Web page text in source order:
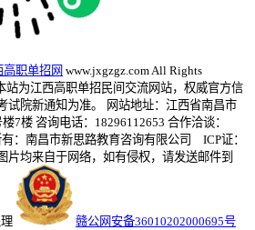
高职单招网 www.jxgzgz.com All Rights
站为江西高职单招民间交流网站，权威官方信
试院新通知为准。
网站地址：江西省南昌市
7楼 咨询电话：18296112653 合作洽谈：
：南昌市新思路教育咨询有限公司 ICP证：
片均来自于网络，如有侵权，请发送邮件到
赣公网安备36010202000695号